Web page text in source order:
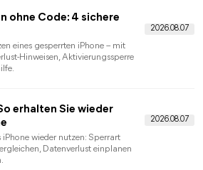
Sie einen vergessenen Bildschirmzeit-
zurücksetzen und bei fehlender
vorgehen.
App-Limits oder Auszeit aus
Bildschirmzeit-Code auf dem
zurück.